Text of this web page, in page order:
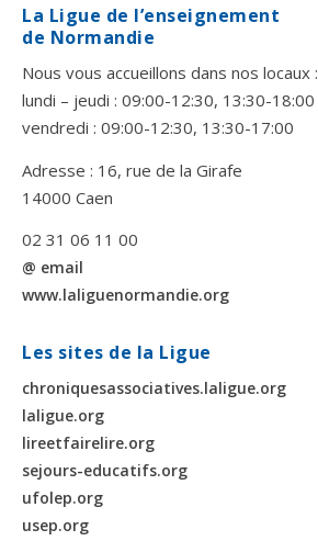
La Ligue de l’enseignement
de Normandie
Nous vous accueillons dans nos locaux :
lundi – jeudi : 09:00-12:30, 13:30-18:00
vendredi : 09:00-12:30, 13:30-17:00
Adresse : 16, rue de la Girafe
14000 Caen
02 31 06 11 00
@ email
www.laliguenormandie.org
Les sites de la Ligue
chroniquesassociatives.laligue.org
laligue.org
lireetfairelire.org
sejours-educatifs.org
ufolep.org
usep.org